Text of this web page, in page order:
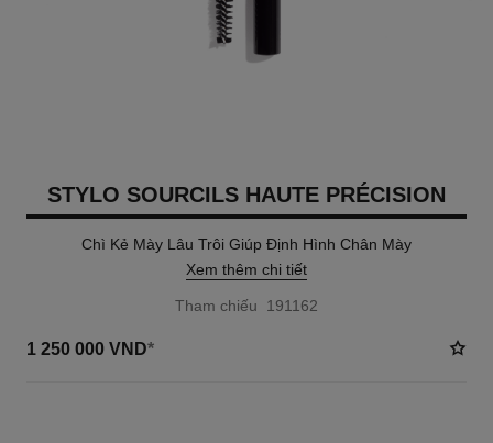
STYLO SOURCILS HAUTE PRÉCISION
Chì Kẻ Mày Lâu Trôi Giúp Định Hình Chân Mày
Xem thêm chi tiết
Tham chiếu 191162
1 250 000 VND*